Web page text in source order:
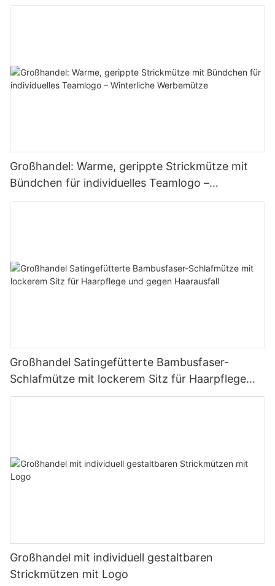
Großhandel: Warme, gerippte Strickmütze mit
Bündchen für individuelles Teamlogo –
Winterliche Werbemütze
Großhandel Satingefütterte Bambusfaser-
Schlafmütze mit lockerem Sitz für Haarpflege
und gegen Haarausfall
Großhandel mit individuell gestaltbaren
Strickmützen mit Logo